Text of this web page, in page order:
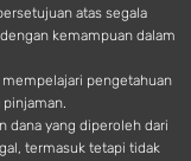
atas segala
kemampuan dalam
pengetahuan
dana yang diperoleh dari
termasuk tetapi tidak